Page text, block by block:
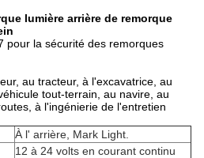
lumière arrière de remorque
pour la sécurité des remorques
au tracteur, à l'excavatrice, au
tout-terrain, au navire, au
à l'ingénierie de l'entretien
À l' arrière, Mark Light.
12 à 24 volts en courant continu